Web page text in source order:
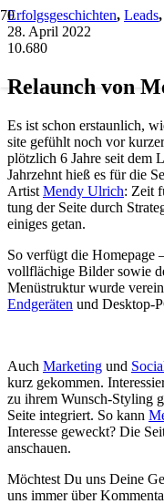
Erfolgsgeschichten, Leads,
28. April 2022
10.680
Relaunch von
Es ist schon erstaun­lich,
site gefühlt noch vor
plötz­lich 6 Jah­re seit dem
Jahr­zehnt hieß es für die
Artist Men­dy Ulrich: Zeit
tung der Sei­te durch
eini­ges getan.
So ver­fügt die Home­page
voll­flä­chi­ge Bil­der sowie
Menü­struk­tur wur­de
End­ge­rä­ten und Desk­top-
Auch Mar­ke­ting und
kurz gekom­men.
zu ihrem Wunsch-Sty­ling
Sei­te inte­griert. So kann
Inter­es­se geweckt? Die
anschau­en.
Möch­test Du uns Dei­ne
uns immer über